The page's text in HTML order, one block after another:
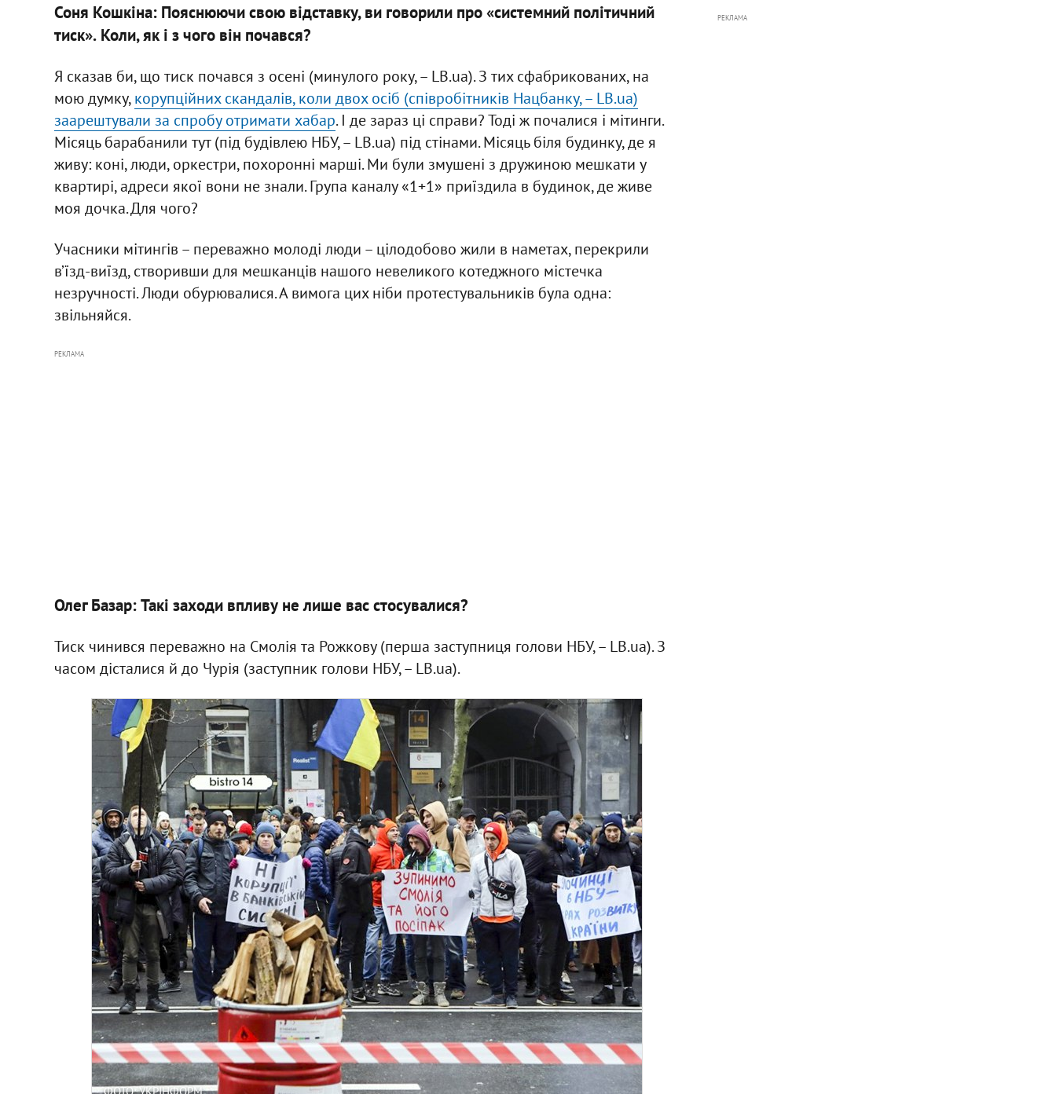
Соня Кошкіна: Пояснюючи свою відставку, ви говорили про «системний політичний
тиск». Коли, як і з чого він почався?
Я сказав би, що тиск почався з осені (минулого року, – LB.ua). З тих сфабрикованих, на
мою думку,корупційних скандалів, коли двох осіб (співробітників Нацбанку, – LB.ua)
заарештували за спробу отримати хабар. І де зараз ці справи? Тоді ж почалися і мітинги.
Місяць барабанили тут (під будівлею НБУ, – LB.ua) під стінами. Місяць біля будинку, де я
живу: коні, люди, оркестри, похоронні марші. Ми були змушені з дружиною мешкати у
квартирі, адреси якої вони не знали. Група каналу «1+1» приїздила в будинок, де живе
моя дочка. Для чого?
Учасники мітингів – переважно молоді люди – цілодобово жили в наметах, перекрили
в’їзд-виїзд, створивши для мешканців нашого невеликого котеджного містечка
незручності. Люди обурювалися. А вимога цих ніби протестувальників була одна:
звільняйся.
РЕКЛАМА
Олег Базар:Такі заходи впливу не лише васстосувалися?
Тиск чинився переважно на Смолія та Рожкову (перша заступниця голови НБУ, – LB.ua). З
часом дісталися й до Чурія (заступник голови НБУ, – LB.ua).
ФОТО: УКРІНФОРМ
РЕКЛАМА